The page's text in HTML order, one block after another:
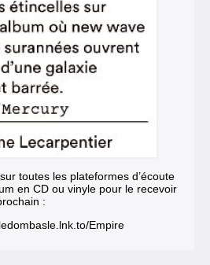
toutes les plateformes d’écoute
en CD ou vinyle pour le recevoir
:
Empire